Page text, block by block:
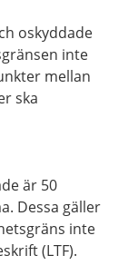
oskyddade
inte
mellan
ska
är 50
Dessa gäller
inte
(LTF).